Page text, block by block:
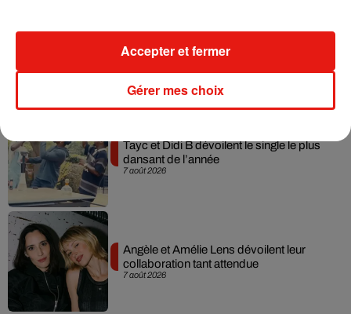
Sensation » avec Kylie Minogue
7 août 2026
Tayc et Didi B dévoilent le single le plus
dansant de l’année
7 août 2026
Angèle et Amélie Lens dévoilent leur
collaboration tant attendue
Gérer mes choix
Accepter et fermer